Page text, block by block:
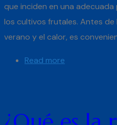
que inciden en una
los cultivos frutales. Antes de
verano y el calor, es
Read more